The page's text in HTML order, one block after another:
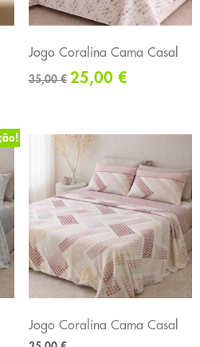
Jogo Coralina Cama Casal
35,00€ 25,00 €
Jogo Coralina Cama Casal